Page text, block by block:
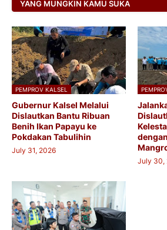
YANG MUNGKIN KAMU SUKA
PEMPROV KALSEL
Gubernur Kalsel Melalui
Dislautkan Bantu Ribuan
Benih Ikan Papayu ke
Pokdakan Tabulihin
July 31, 2026
July 30,